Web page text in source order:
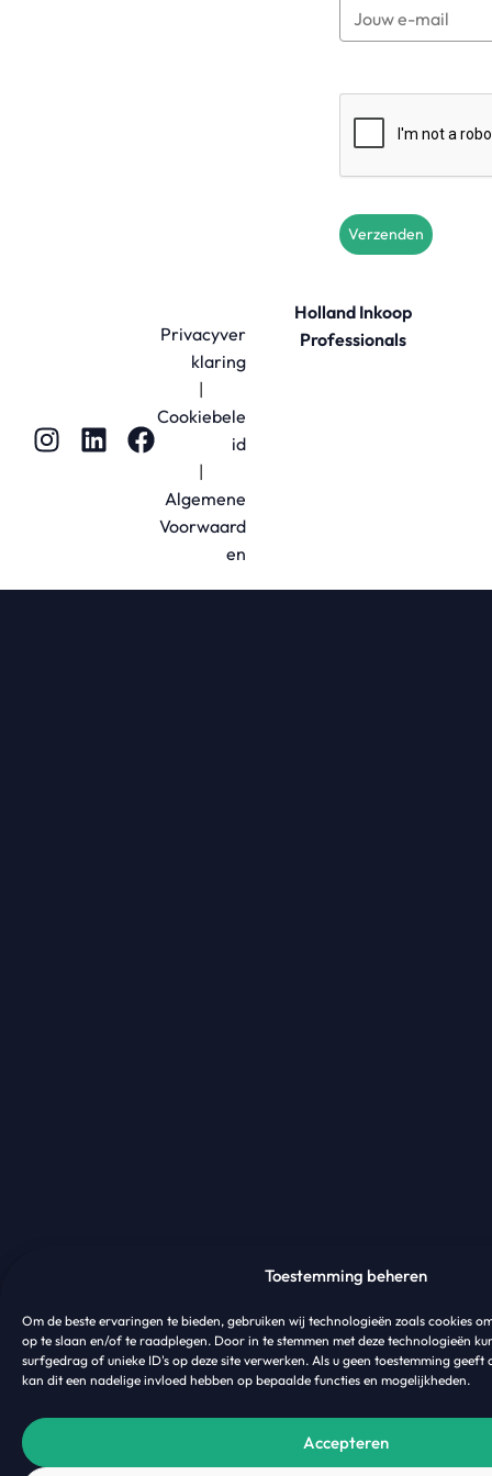
Toestemming beheren
Om de beste ervaringen te bieden, gebruiken wij technologieën zoals cookies
op te slaan en/of te raadplegen. Door in te stemmen met deze technologieën
surfgedrag of unieke ID's op deze site verwerken. Als u geen toestemming
kan dit een nadelige invloed hebben op bepaalde functies en mogelijkheden.
Accepteren
Verzenden
Holland Inkoop
Professionals
Privacyver
klaring
|
Cookiebele
id
|
Algemene
Voorwaard
en